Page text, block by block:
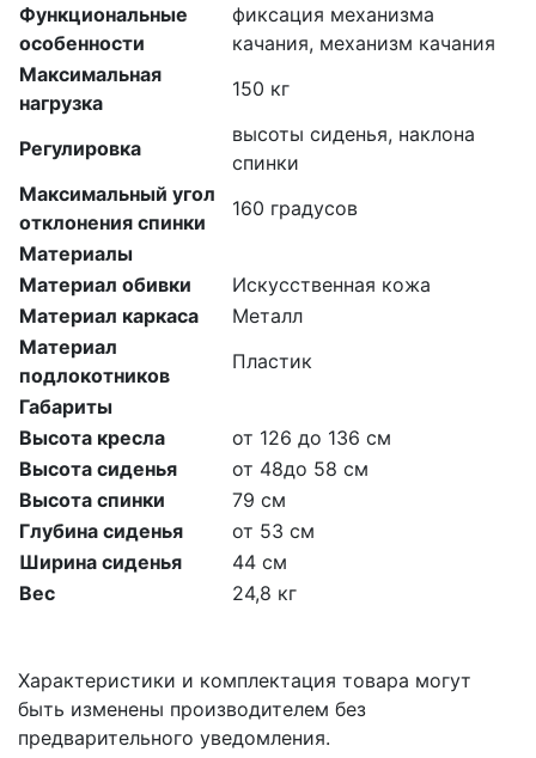
Функциональные
особенности
фиксация механизма
качания, механизм качания
Максимальная
нагрузка
150 кг
Регулировка
высоты сиденья, наклона
спинки
Максимальный угол
отклонения спинки
160 градусов
Материалы
Материал обивки
Искусственная кожа
Материал каркаса
Металл
Материал
подлокотников
Пластик
Габариты
Высота кресла
от 126 до 136 см
Высота сиденья
от 48до 58 см
Высота спинки
79 см
Глубина сиденья
от 53 см
Ширина сиденья
44 см
Вес
24,8 кг
Характеристики и комплектация товара могут
быть изменены производителем без
предварительного уведомления.